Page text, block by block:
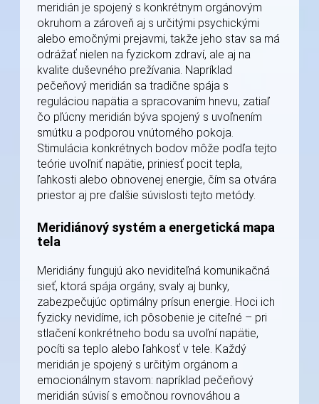
meridián je spojený s konkrétnym orgánovým
okruhom a zároveň aj s určitými psychickými
alebo emočnými prejavmi, takže jeho stav sa má
odrážať nielen na fyzickom zdraví, ale aj na
kvalite duševného prežívania. Napríklad
pečeňový meridián sa tradične spája s
reguláciou napätia a spracovaním hnevu, zatiaľ
čo pľúcny meridián býva spojený s uvoľnením
smútku a podporou vnútorného pokoja.
Stimulácia konkrétnych bodov môže podľa tejto
teórie uvoľniť napätie, priniesť pocit tepla,
ľahkosti alebo obnovenej energie, čím sa otvára
priestor aj pre ďalšie súvislosti tejto metódy.
Meridiánový systém a energetická mapa
tela
Meridiány fungujú ako neviditeľná komunikačná
sieť, ktorá spája orgány, svaly aj bunky,
zabezpečujúc optimálny prísun energie. Hoci ich
fyzicky nevidíme, ich pôsobenie je citeľné – pri
stlačení konkrétneho bodu sa uvoľní napätie,
pocíti sa teplo alebo ľahkosť v tele. Každý
meridián je spojený s určitým orgánom a
emocionálnym stavom: napríklad pečeňový
meridián súvisí s emočnou rovnováhou a